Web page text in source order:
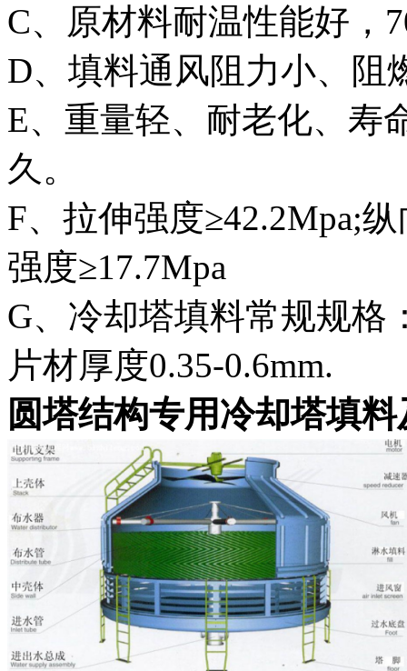
C、原材料耐温性能好
D、填料通风阻力小、阻
E、重量轻、耐老化、寿
久。
F、拉伸强度≥42.2Mpa;
强度≥17.7Mpa
G、冷却塔填料常规规格
片材厚度0.35-0.6mm.
圆塔结构专用冷却塔填